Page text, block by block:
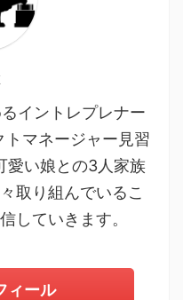
イントレプレナー
マネージャー見習
愛い娘との3人家族
取り組んでいるこ
していきます。
ィール